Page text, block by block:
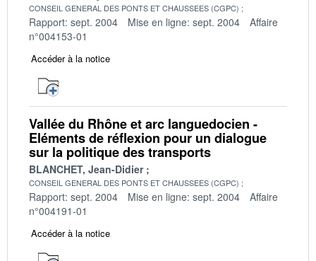
CONSEIL GENERAL DES PONTS ET CHAUSSEES (CGPC)
Rapport: sept. 2004 Mise en ligne: sept. 2004
Affaire
n°004153-01
Accéder à la notice
Vallée du Rhône et arc languedocien -
Eléments de réflexion pour un dialogue
sur la politique des transports
BLANCHET, Jean-Didier
CONSEIL GENERAL DES PONTS ET CHAUSSEES (CGPC)
Rapport: sept. 2004 Mise en ligne: sept. 2004
Affaire
n°004191-01
Accéder à la notice